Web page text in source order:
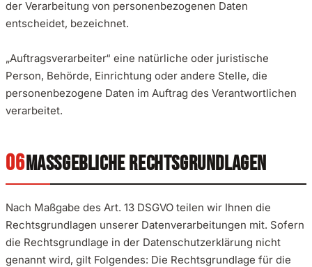
der Verarbeitung von personenbezogenen Daten
entscheidet, bezeichnet.
„Auftragsverarbeiter“ eine natürliche oder juristische
Person, Behörde, Einrichtung oder andere Stelle, die
personenbezogene Daten im Auftrag des Verantwortlichen
verarbeitet.
MASSGEBLICHE RECHTSGRUNDLAGEN
Nach Maßgabe des Art. 13 DSGVO teilen wir Ihnen die
Rechtsgrundlagen unserer Datenverarbeitungen mit. Sofern
die Rechtsgrundlage in der Datenschutzerklärung nicht
genannt wird, gilt Folgendes: Die Rechtsgrundlage für die